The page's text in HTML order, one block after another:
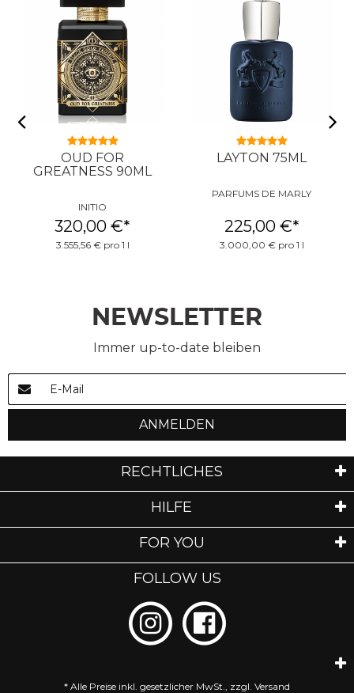
OUD FOR
GREATNESS 90ML
INITIO
320,00 €*
3.555,56 € pro 1 l
LAYTON 75ML
PARFUMS DE MARLY
225,00 €*
3.000,00 € pro 1 l
NEWSLETTER
Immer up-to-date bleiben
ANMELDEN
RECHTLICHES
HILFE
FOR YOU
FOLLOW US
* Alle Preise inkl. gesetzlicher MwSt., zzgl. Versand